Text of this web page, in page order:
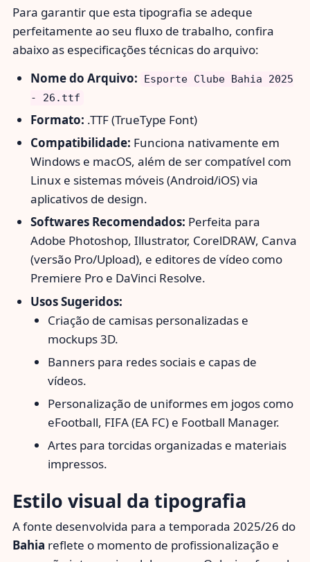
Para garantir que esta tipografia se adeque
perfeitamente ao seu fluxo de trabalho, confira
abaixo as especificações técnicas do arquivo:
Nome do Arquivo:
Esporte Clube Bahia 2025
- 26.ttf
Formato: .TTF (TrueType Font)
Compatibilidade: Funciona nativamente em
Windows e macOS, além de ser compatível com
Linux e sistemas móveis (Android/iOS) via
aplicativos de design.
Softwares Recomendados: Perfeita para
Adobe Photoshop, Illustrator, CorelDRAW, Canva
(versão Pro/Upload), e editores de vídeo como
Premiere Pro e DaVinci Resolve.
Usos Sugeridos:
Criação de camisas personalizadas e
mockups 3D.
Banners para redes sociais e capas de
vídeos.
Personalização de uniformes em jogos como
eFootball, FIFA (EA FC) e Football Manager.
Artes para torcidas organizadas e materiais
impressos.
Estilo visual da tipografia
A fonte desenvolvida para a temporada 2025/26 do
Bahia reflete o momento de profissionalização e